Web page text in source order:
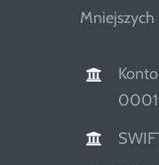
Mniejszych
0001